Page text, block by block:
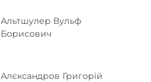
Альтшулер Вульф
Борисович
Алєксандров Григорій